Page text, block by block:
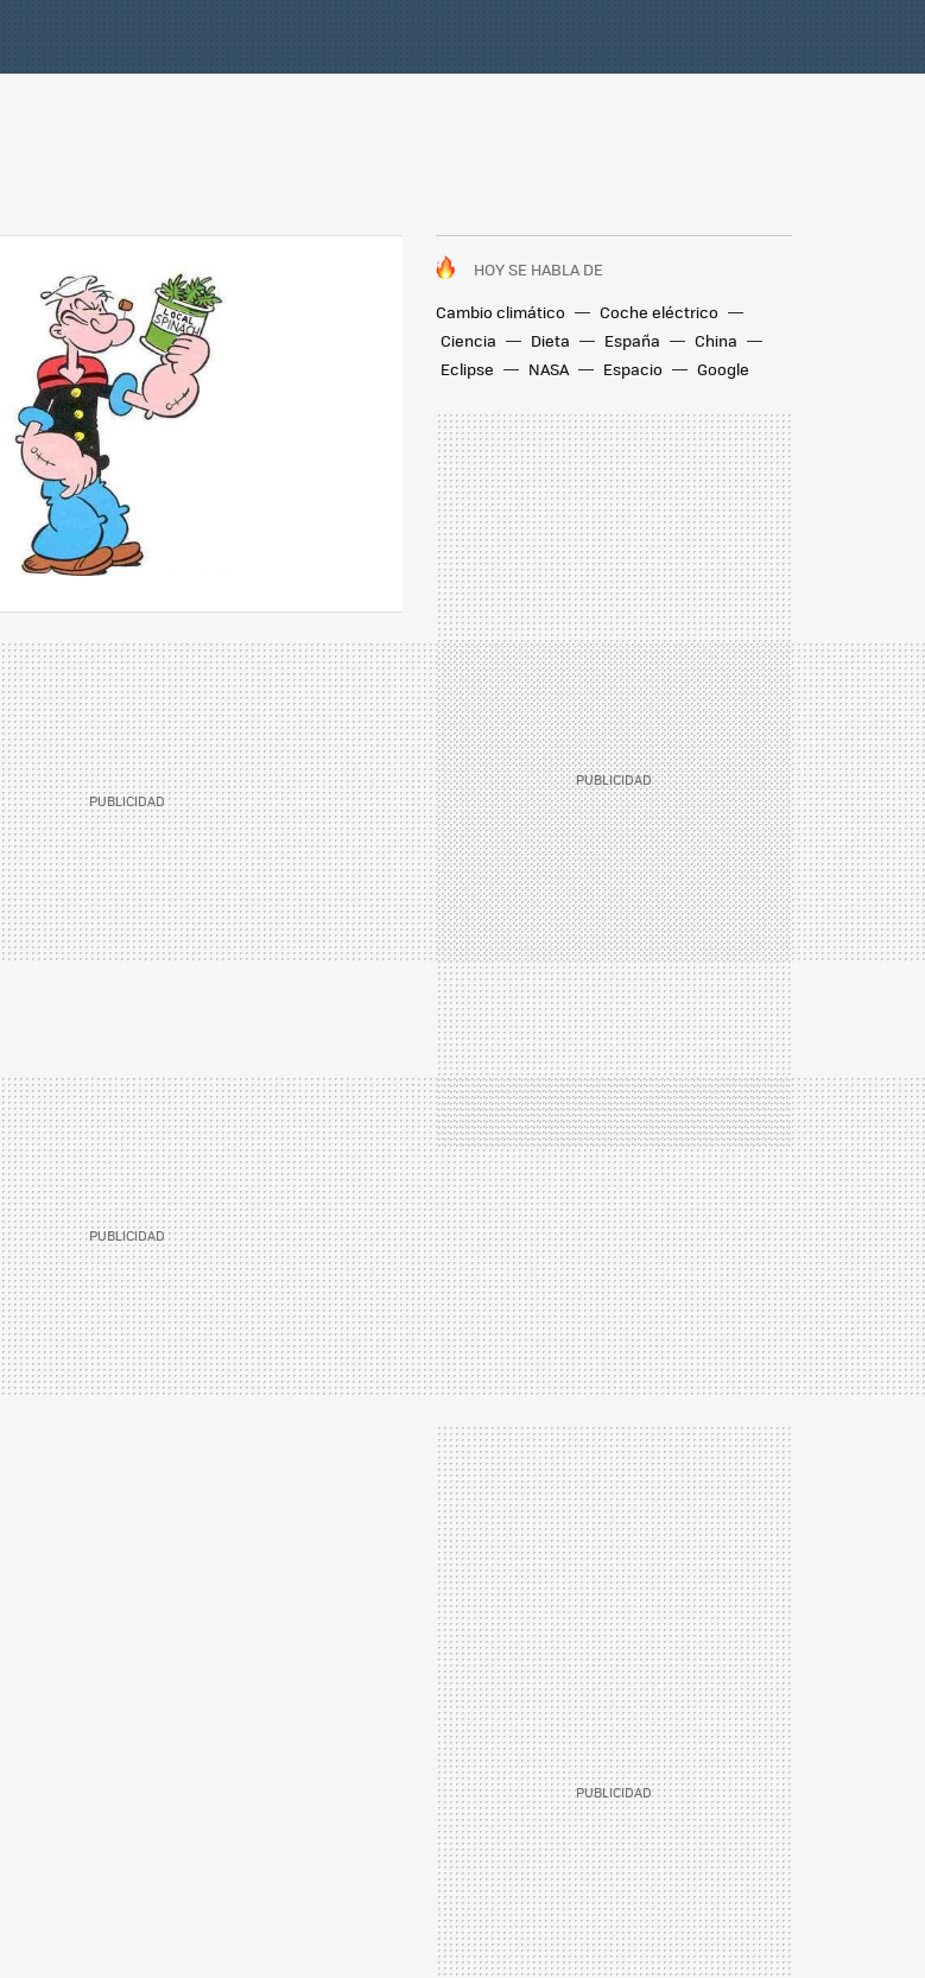
HOY SE HABLA DE
Cambio climático
Coche eléctrico
Ciencia
Dieta España
China
Eclipse
NASA Espacio Google